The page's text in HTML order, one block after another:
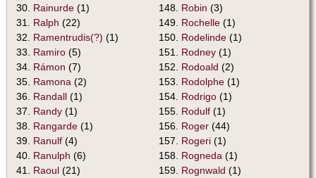
30. Rainurde (1)
31. Ralph (22)
32. Ramentrudis(?) (1)
33. Ramiro (5)
34. Rámon (7)
35. Ramona (2)
36. Randall (1)
37. Randy (1)
38. Rangarde (1)
39. Ranulf (4)
40. Ranulph (6)
41. Raoul (21)
148. Robin (3)
149. Rochelle (1)
150. Rodelinde (1)
151. Rodney (1)
152. Rodoald (2)
153. Rodolphe (1)
154. Rodrigo (1)
155. Rodulf (1)
156. Roger (44)
157. Rogeri (1)
158. Rogneda (1)
159. Rognwald (1)